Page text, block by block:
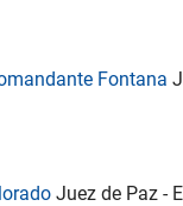
Fontana
Juez de Paz -